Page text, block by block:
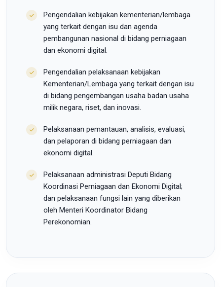
Pengendalian kebijakan kementerian/lembaga
yang terkait dengan isu dan agenda
pembangunan nasional di bidang perniagaan
dan ekonomi digital.
Pengendalian pelaksanaan kebijakan
Kementerian/Lembaga yang terkait dengan isu
di bidang pengembangan usaha badan usaha
milik negara, riset, dan inovasi.
Pelaksanaan pemantauan, analisis, evaluasi,
dan pelaporan di bidang perniagaan dan
ekonomi digital.
Pelaksanaan administrasi Deputi Bidang
Koordinasi Perniagaan dan Ekonomi Digital;
dan pelaksanaan fungsi lain yang diberikan
oleh Menteri Koordinator Bidang
Perekonomian.